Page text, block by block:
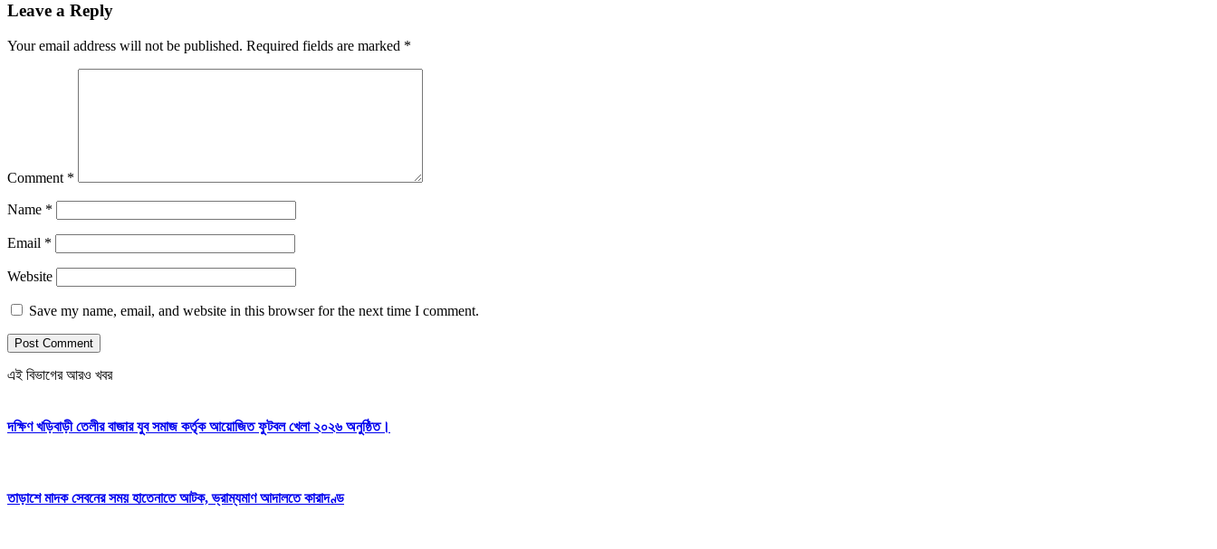
Leave a Reply
Your email address will not be published. Required fields are marked *
Comment *
Name *
Email *
Website
Save my name, email, and website in this browser for the next time I comment.
এই বিভাগের আরও খবর
দক্ষিণ খড়িবাড়ী তেলীর বাজার যুব সমাজ কর্তৃক আয়োজিত ফুটবল খেলা ২০২৬ অনুষ্ঠিত।
তাড়াশে মাদক সেবনের সময় হাতেনাতে আটক, ভ্রাম্যমাণ আদালতে কারাদণ্ড